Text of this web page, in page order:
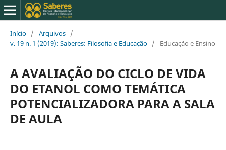
Início / Arquivos /
v. 19 n. 1 (2019): Saberes: Filosofia e Educação / Educação e Ensino
A AVALIAÇÃO DO CICLO DE VIDA
DO ETANOL COMO TEMÁTICA
POTENCIALIZADORA PARA A SALA
DE AULA